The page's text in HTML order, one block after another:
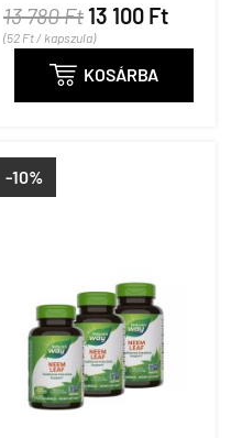
13 780 Ft 13 100 Ft
(52 Ft / kapszula)
 KOSÁRBA
-10%